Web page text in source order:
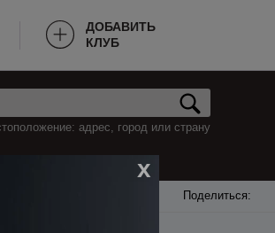
ДОБАВИТЬ
КЛУБ
адрес, город или страну
x
Поделиться: